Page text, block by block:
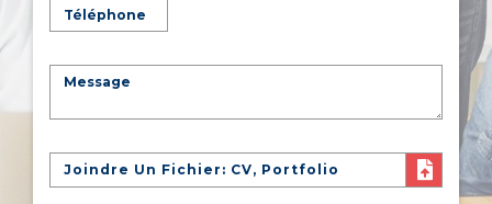
Joindre Un Fichier: CV, Portfolio